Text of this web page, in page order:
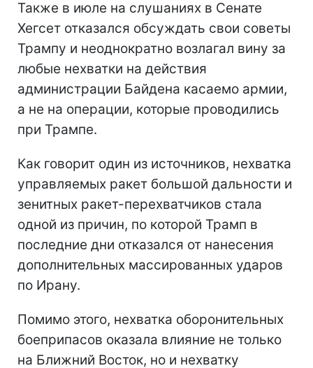
Также в июле на слушаниях в Сенате
Хегсет отказался обсуждать свои советы
Трампу и неоднократно возлагал вину за
любые нехватки на действия
администрации Байдена касаемо армии,
а не на операции, которые проводились
при Трампе.
Как говорит один из источников, нехватка
управляемых ракет большой дальности и
зенитных ракет-перехватчиков стала
одной из причин, по которой Трамп в
последние дни отказался от нанесения
дополнительных массированных ударов
по Ирану.
Помимо этого, нехватка оборонительных
боеприпасов оказала влияние не только
на Ближний Восток, но и нехватку